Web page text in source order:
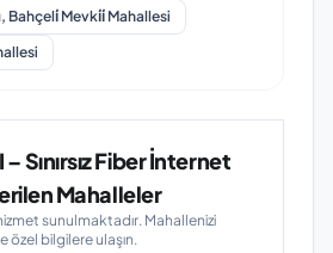
Bahçeli̇ Mevki̇i̇ Mahallesi
Sınırsız Fiber İnternet
Mahalleler
sunulmaktadır. Mahallenizi
özel bilgilere ulaşın.